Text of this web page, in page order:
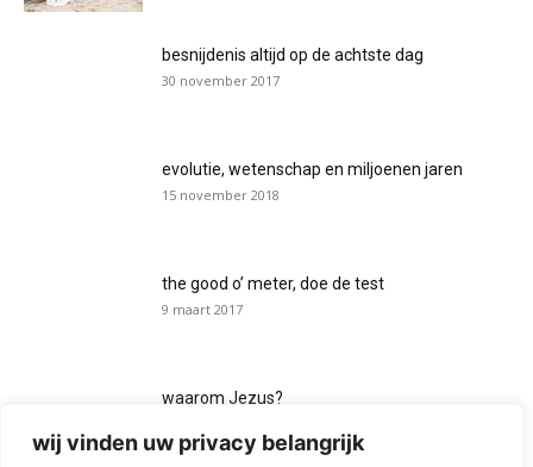
wij vinden uw privacy belangrijk
besnijdenis altijd op de achtste dag
30 november 2017
evolutie, wetenschap en miljoenen jaren
15 november 2018
the good o’ meter, doe de test
9 maart 2017
waarom Jezus?